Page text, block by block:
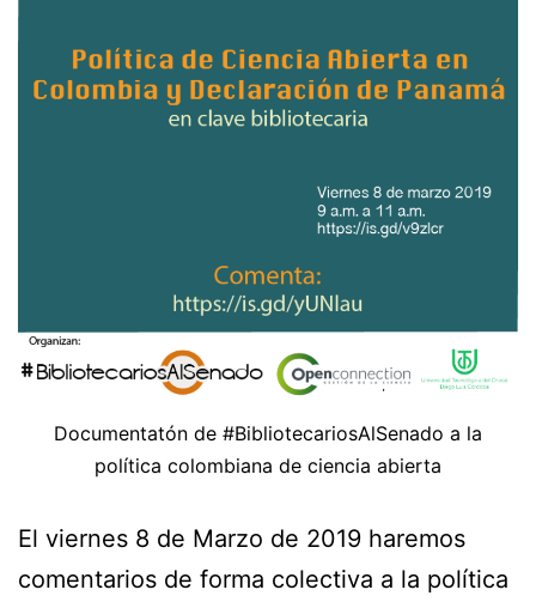
Documentatón de #BibliotecariosAlSenado a la
política colombiana de ciencia abierta
El viernes 8 de Marzo de 2019 haremos
comentarios de forma colectiva a la política